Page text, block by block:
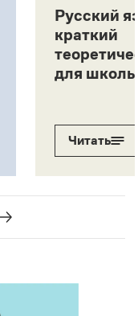
Русский
краткий
для
Читать